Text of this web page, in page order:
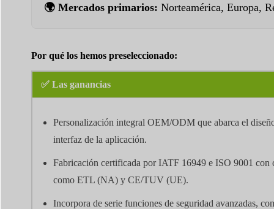
🌍 Mercados primarios: Norteamérica, Europa,
Por qué los hemos preseleccionado:
✅ Las ganancias
Personalización integral OEM/ODM que abarca el
interfaz de la aplicación.
Fabricación certificada por IATF 16949 e ISO 9001 con
como ETL (NA) y CE/TUV (UE).
Incorpora de serie funciones de seguridad avanzadas,